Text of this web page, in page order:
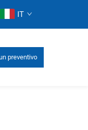
IT
preventivo